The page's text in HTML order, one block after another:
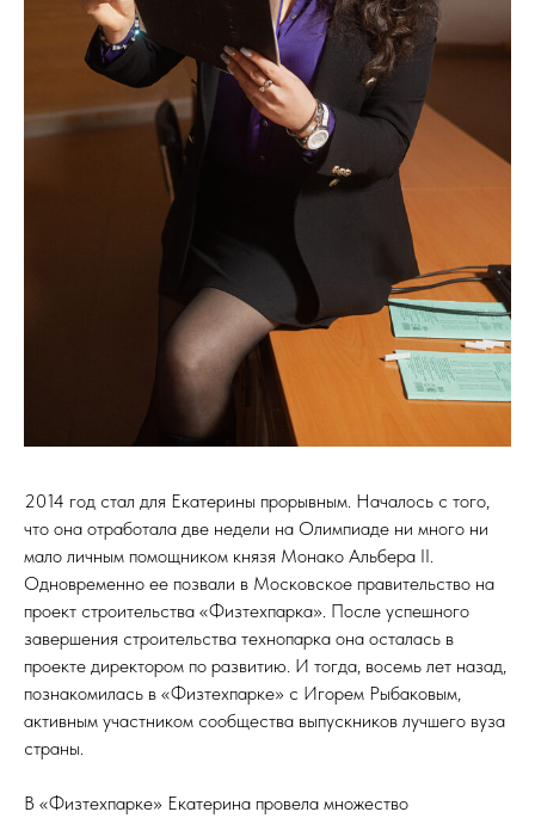
2014 год стал для Екатерины прорывным. Началось с того,
что она отработала две недели на Олимпиаде ни много ни
мало личным помощником князя Монако Альбера II.
Одновременно ее позвали в Московское правительство на
проект строительства «Физтехпарка». После успешного
завершения строительства технопарка она осталась в
проекте директором по развитию. И тогда, восемь лет назад,
познакомилась в «Физтехпарке» с Игорем Рыбаковым,
активным участником сообщества выпускников лучшего вуза
страны.
В «Физтехпарке» Екатерина провела множество